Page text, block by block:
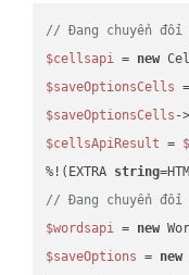
// Đang chuyển đổi
$cellsapi = new
$saveOptionsCells
$saveOptionsCells -
$cellsApiResult =
%!(EXTRA string
// Đang chuyển đổi
$wordsapi = new
$saveOptions = new